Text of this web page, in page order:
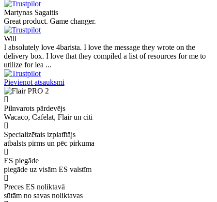
Martynas Sagaitis
Great product. Game changer.
Will
I absolutely love 4barista. I love the message they wrote on the
delivery box. I love that they compiled a list of resources for me to
utilize for lea ...
Pievienot atsauksmi
Pilnvarots pārdevējs
Wacaco, Cafelat, Flair un citi
Specializētais izplatītājs
atbalsts pirms un pēc pirkuma
ES piegāde
piegāde uz visām ES valstīm
Preces ES noliktavā
sūtām no savas noliktavas